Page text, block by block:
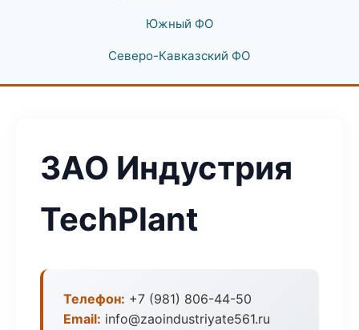
Южный ФО
Северо-Кавказский ФО
ЗАО Индустрия
TechPlant
Телефон: +7 (981) 806-44-50
Email: info@zaoindustriyate561.ru